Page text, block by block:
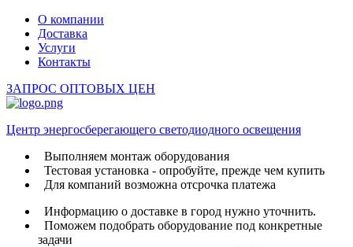
О компании
Доставка
Услуги
Контакты
ЗАПРОС ОПТОВЫХ ЦЕН
Центр энергосберегающего светодиодного освещения
Выполняем монтаж оборудования
Тестовая установка - опробуйте, прежде чем купить
Для компаний возможна отсрочка платежа
Информацию о доставке в город нужно уточнить.
Поможем подобрать оборудование под конкретные
задачи